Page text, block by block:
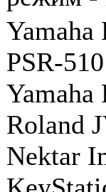
Yamaha
PSR-510
Yamaha
Roland
Nektar